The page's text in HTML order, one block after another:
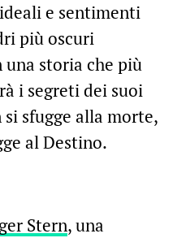
e sentimenti
più oscuri
una storia che più
i segreti dei suoi
sfugge alla morte,
al Destino.
Stern, una